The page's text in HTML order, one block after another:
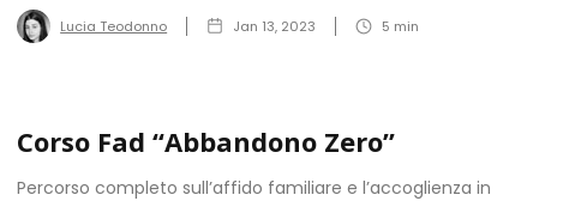
Lucia Teodonno Jan 13, 2023 5 min
Corso Fad “Abbandono Zero”
Percorso completo sull’affido familiare e l’accoglienza in